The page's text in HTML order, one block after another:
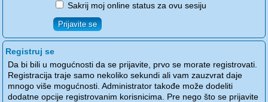
Sakrij moj online status za ovu sesiju
Registruj se
Da bi bili u mogućnosti da se prijavite, prvo se morate registrovati.
Registracija traje samo nekoliko sekundi ali vam zauzvrat daje
mnogo više mogućnosti. Administrator takođe može dodeliti
dodatne opcije registrovanim korisnicima. Pre nego što se prijavite